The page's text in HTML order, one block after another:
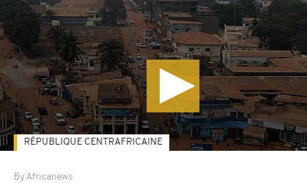
By Africanews
RÉPUBLIQUE CENTRAFRICAINE